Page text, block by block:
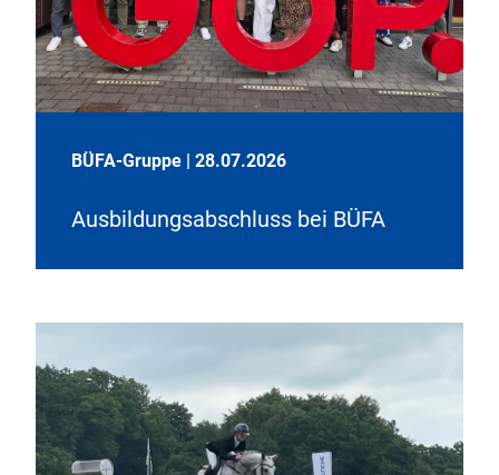
BÜFA-Gruppe | 28.07.2026
Ausbildungsabschluss bei BÜFA